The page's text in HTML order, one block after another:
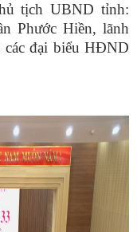
tịch UBND tỉnh:
Phước Hiền, lãnh
các đại biểu HĐND